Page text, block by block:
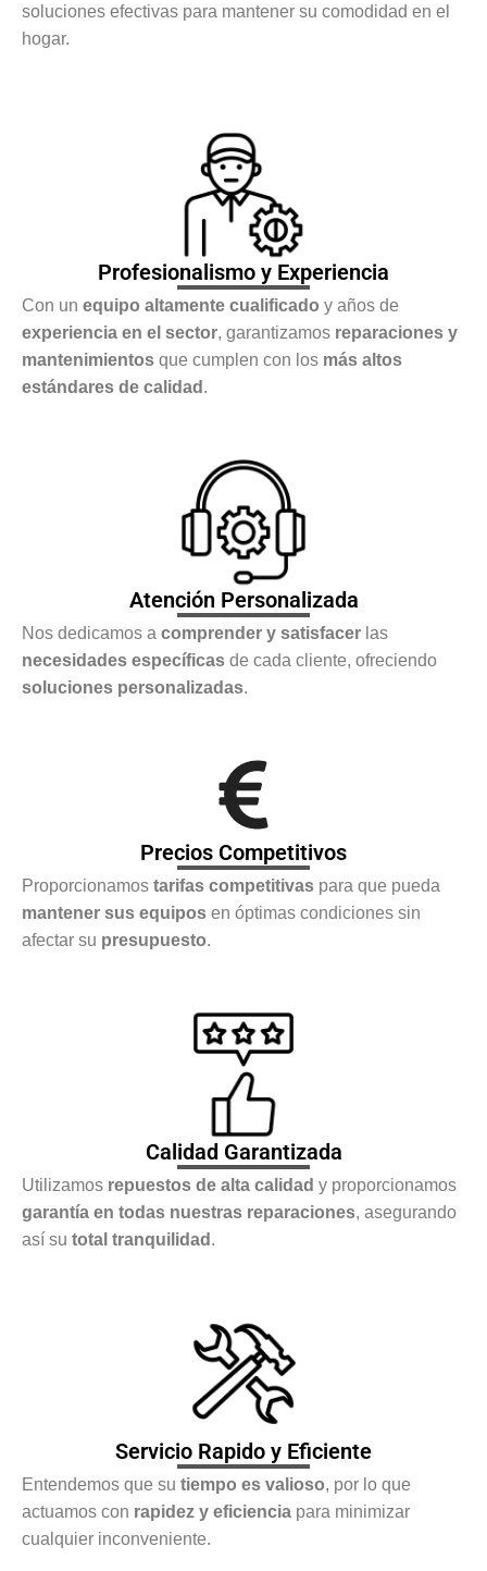
soluciones efectivas para mantener su comodidad en el
hogar.
Profesionalismo y Experiencia
Con un equipo altamente cualificado y años de
experiencia en el sector, garantizamos reparaciones y
mantenimientos que cumplen con los más altos
estándares de calidad .
Atención Personalizada
Nos dedicamos a comprender y satisfacer las
necesidades específicas de cada cliente, ofreciendo
soluciones personalizadas.
Precios Competitivos
Proporcionamos tarifas competitivas para que pueda
mantener sus equipos en óptimas condiciones sin
afectar su presupuesto.
Calidad Garantizada
Utilizamos repuestos de alta calidad y proporcionamos
garantía en todas nuestras reparaciones, asegurando
así su total tranquilidad .
Servicio Rapido y Eficiente
Entendemos que su tiempo es valioso, por lo que
actuamos con rapidez y eficiencia para minimizar
cualquier inconveniente.